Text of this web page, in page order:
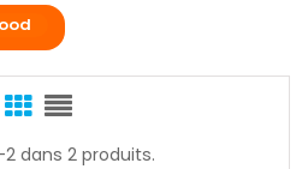
2 dans 2 produits.